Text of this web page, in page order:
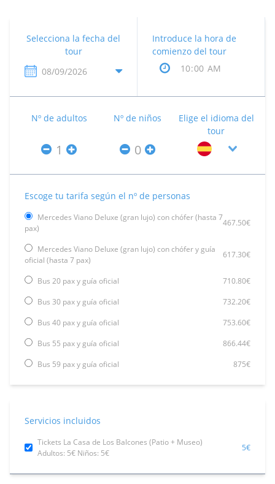
Selecciona la fecha del
tour
Introduce la hora de
comienzo del tour
Nº de adultos Nº de niños
Elige el idioma del
tour
Escoge tu tarifa según el nº de personas
Mercedes Viano Deluxe (gran lujo) con chófer (hasta 7
pax)
467.50€
Mercedes Viano Deluxe (gran lujo) con chófer y guía
oficial (hasta 7 pax)
617.30€
Bus 20 pax y guía oficial
710.80€
Bus 30 pax y guía oficial
732.20€
Bus 40 pax y guía oficial
753.60€
Bus 55 pax y guía oficial
866.44€
Bus 59 pax y guía oficial
875€
Servicios incluidos
Tickets La Casa de Los Balcones (Patio + Museo)
Adultos: 5€ Niños: 5€
5€